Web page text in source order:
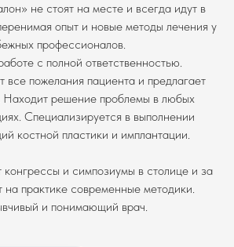
не стоят на месте и всегда идут в
опыт и новые методы лечения у
профессионалов.
с полной ответственностью.
все пожелания пациента и предлагает
Находит решение проблемы в любых
Специализируется в выполнении
костной пластики и имплантации.
и симпозиумы в столице и за
практике современные методики.
и понимающий врач.